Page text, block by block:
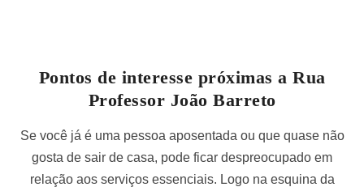
Pontos de interesse próximas a Rua
Professor João Barreto
Se você já é uma pessoa aposentada ou que quase não
gosta de sair de casa, pode ficar despreocupado em
relação aos serviços essenciais. Logo na esquina da